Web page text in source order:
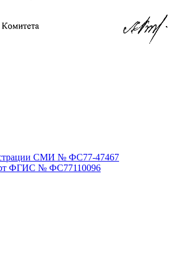
СМИ № ФС77-47467
ФГИС № ФС77110096